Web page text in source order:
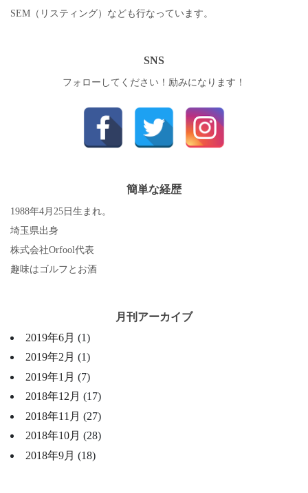
SEM（リスティング）なども行なっています。
SNS
フォローしてください！励みになります！
簡単な経歴
1988年4月25日生まれ。
埼玉県出身
株式会社Orfool代表
趣味はゴルフとお酒
月刊アーカイブ
2019年6月 (1)
2019年2月 (1)
2019年1月 (7)
2018年12月 (17)
2018年11月 (27)
2018年10月 (28)
2018年9月 (18)